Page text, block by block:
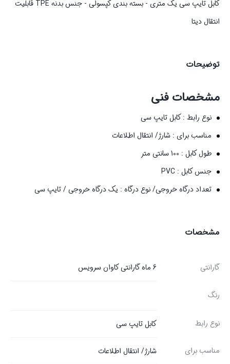
کابل تایپ سی یک متری - بسته بندی کپسولی - جنس بدنه TPE قابلیت
انتقال دیتا
توضیحات
مشخصات فنی
نوع رابط : کابل تایپ سی
مناسب برای : شارژ/ انتقال اطلاعات
طول کابل : 100 سانتی متر
جنس کابل : PVC
تعداد درگاه خروجی/ نوع درگاه : یک درگاه خروجی / تایپ سی
مشخصات
گارانتی 6 ماه گارانتی کاوان سرویس
رنگ
نوع رابط کابل تایپ سی
مناسب برای شارژ/ انتقال اطلاعات